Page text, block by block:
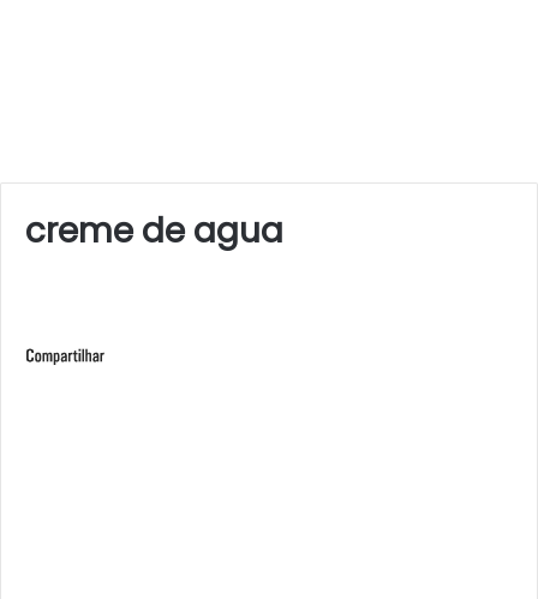
creme de agua